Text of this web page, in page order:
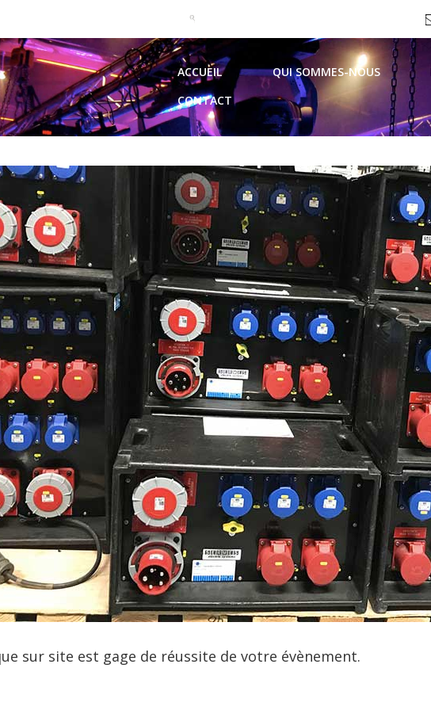
09 51 99 93 62 / 06 69 10 44 21
ACCUEIL QUI SOMMES-NOUS
CONTACT
sur site est gage de réussite de votre évènement.